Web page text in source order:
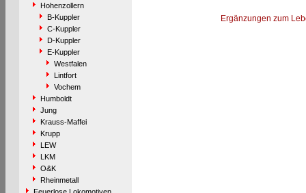
Hohenzollern
B-Kuppler
C-Kuppler
D-Kuppler
E-Kuppler
Westfalen
Lintfort
Vochem
Humboldt
Jung
Krauss-Maffei
Krupp
LEW
LKM
O&K
Rheinmetall
Ergänzungen zum